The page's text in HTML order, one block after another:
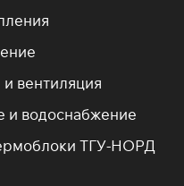
вентиляция
и водоснабжение
ТГУ-НОРД